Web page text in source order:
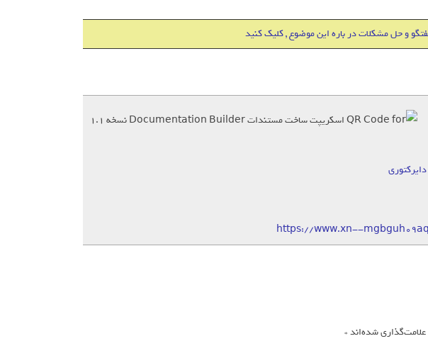
و حل مشکلات در باره این موضوع , کلیک کنید
https://www.xn--
شده‌اند*